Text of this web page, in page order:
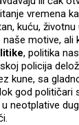
vremena
kuću,
motive, ali
, politika
policija
kune, sa
god političari
neotplative